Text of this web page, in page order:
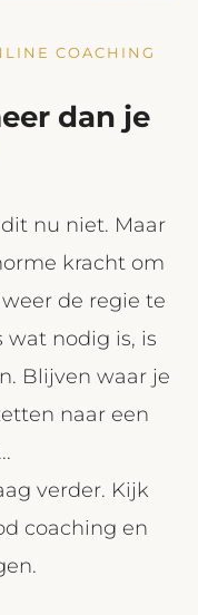
COACHING
dan je
nu niet. Maar
kracht om
de regie te
wat nodig is, is
Blijven waar je
naar een
verder. Kijk
coaching en